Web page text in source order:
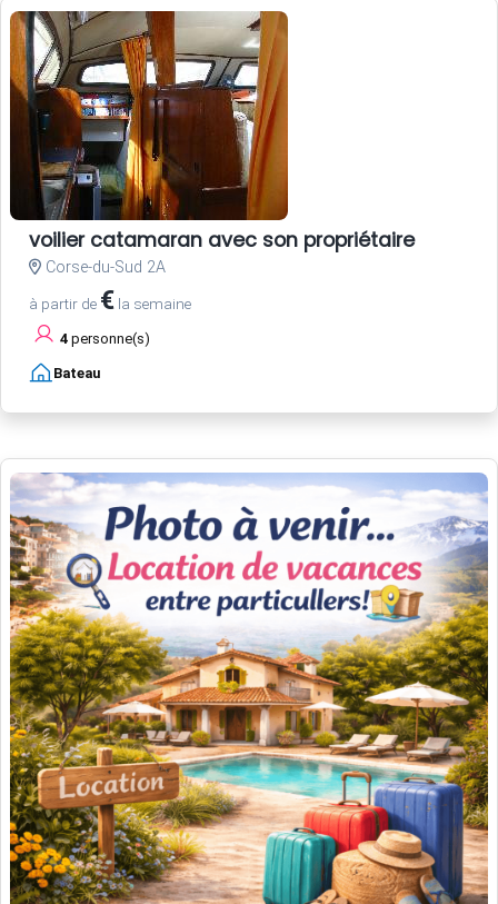
voilier catamaran avec son propriétaire
Corse-du-Sud 2A
à partir de € la semaine
4 personne(s)
Bateau